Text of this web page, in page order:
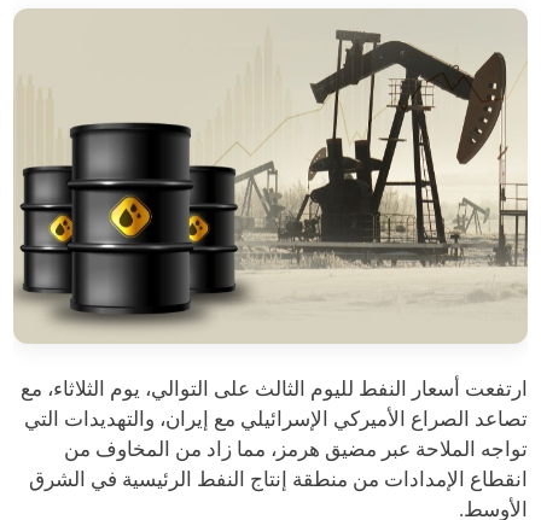
ارتفعت أسعار النفط لليوم الثالث على التوالي، يوم الثلاثاء، مع
تصاعد الصراع الأميركي الإسرائيلي مع إيران، والتهديدات التي
تواجه الملاحة عبر مضيق هرمز، مما زاد من المخاوف من
انقطاع الإمدادات من منطقة إنتاج النفط الرئيسية في الشرق
الأوسط.